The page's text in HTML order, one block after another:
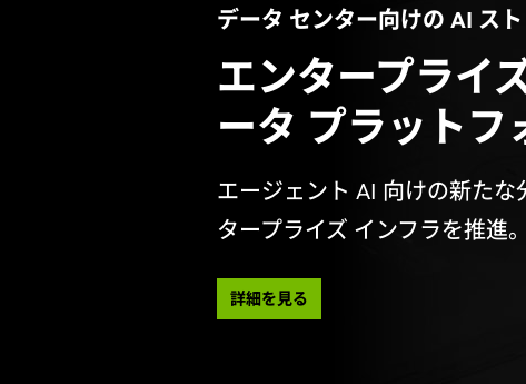
データ センター向けの AI ス
エンタープライ
ータ プラットフ
エージェント AI 向けの新たな
タープライズ インフラを推進。
詳細を見る